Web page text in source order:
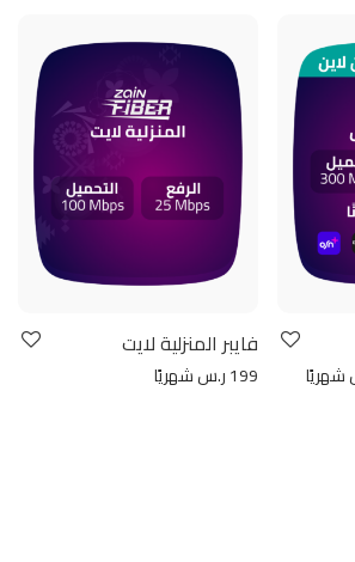
فايبر المنزلية لايت
199 ر.س شهريًا